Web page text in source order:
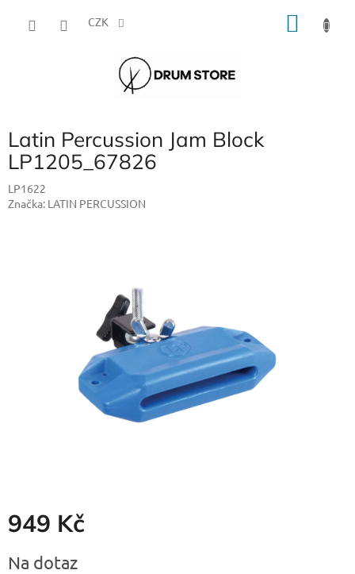
CZK
Latin Percussion Jam Block
LP1205_67826
LP1622
Značka: LATIN PERCUSSION
949 Kč
cena:
Na dotaz